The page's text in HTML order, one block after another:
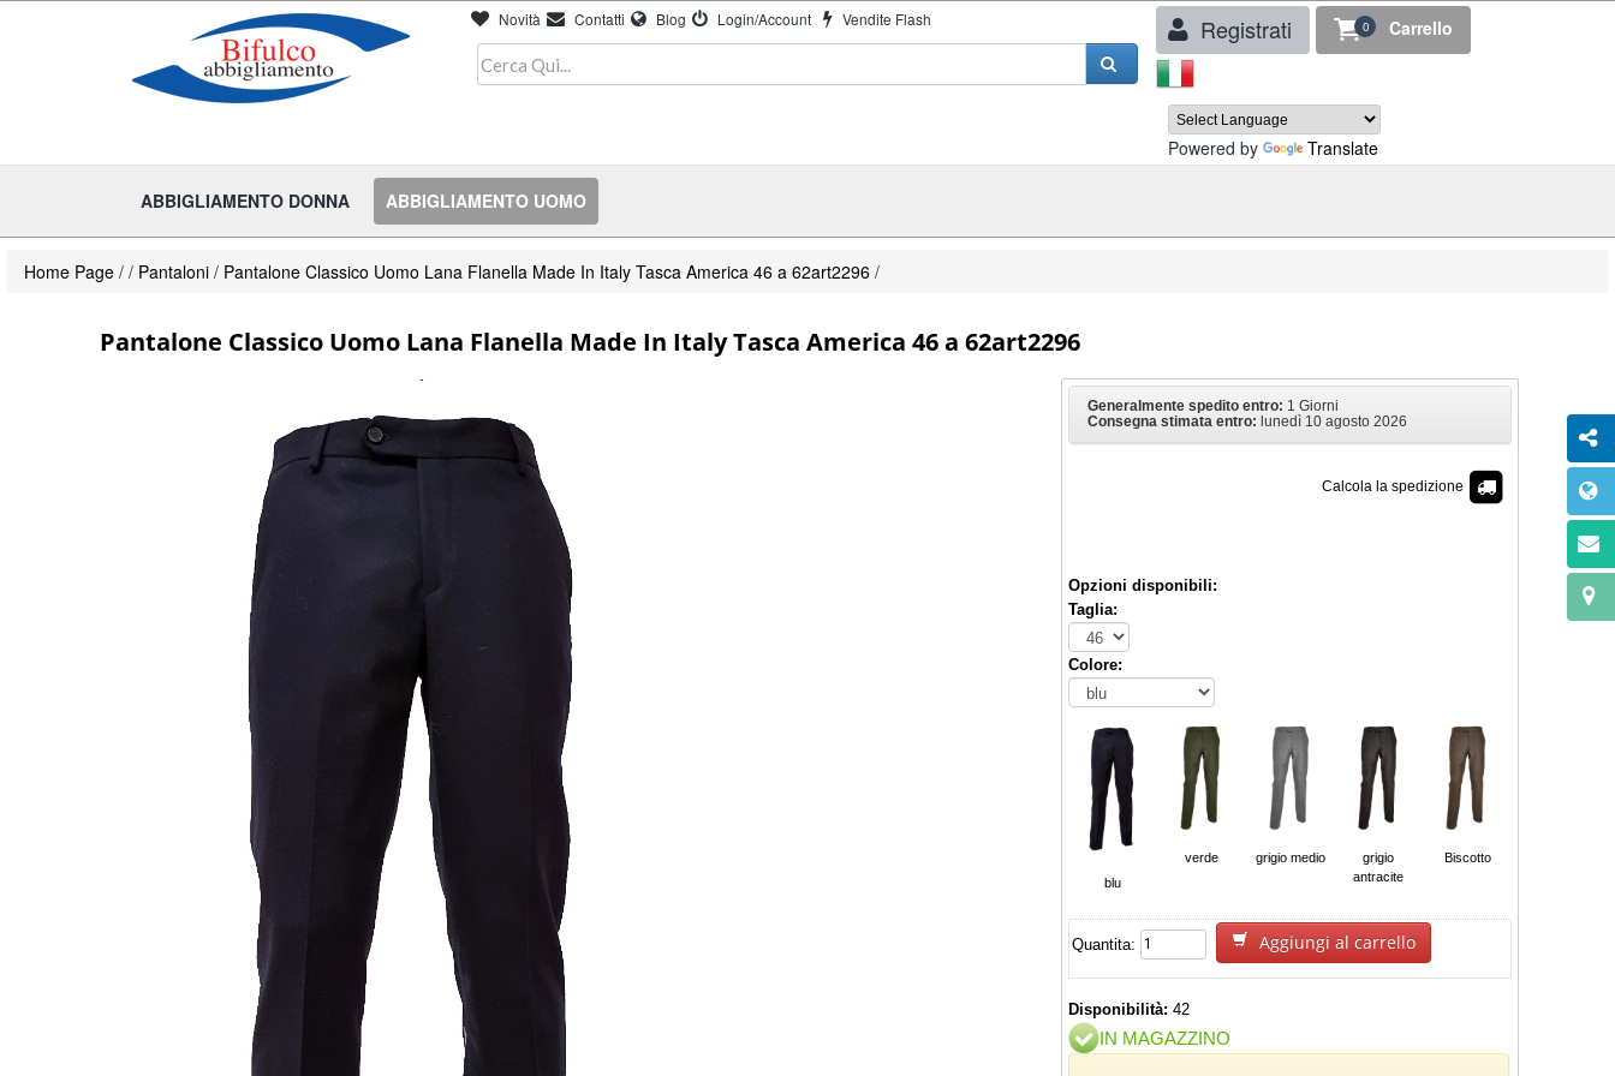
Novità Contatti Blog Login/Account Vendite Flash Registrati 0 Carrello
Powered by Translate
ABBIGLIAMENTO DONNA ABBIGLIAMENTO UOMO
Home Page / / Pantaloni / Pantalone Classico Uomo Lana Flanella Made In Italy Tasca America 46 a 62art2296 /
Pantalone Classico Uomo Lana Flanella Made In Italy Tasca America 46 a 62art2296
Generalmente spedito entro: 1 Giorni
Consegna stimata entro: lunedì 10 agosto 2026
Calcola la spedizione
Opzioni disponibili:
Taglia:
Colore:
blu
verde grigio medio
grigio
antracite
Biscotto
Quantita: Aggiungi al carrello
Disponibilità: 42
IN MAGAZZINO